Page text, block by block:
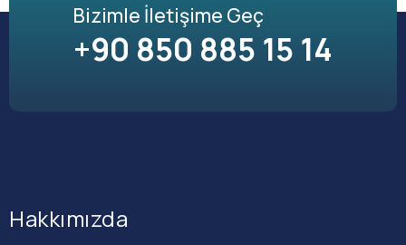
Bizimle İletişime Geç
+90 850 885 15 14
Hakkımızda